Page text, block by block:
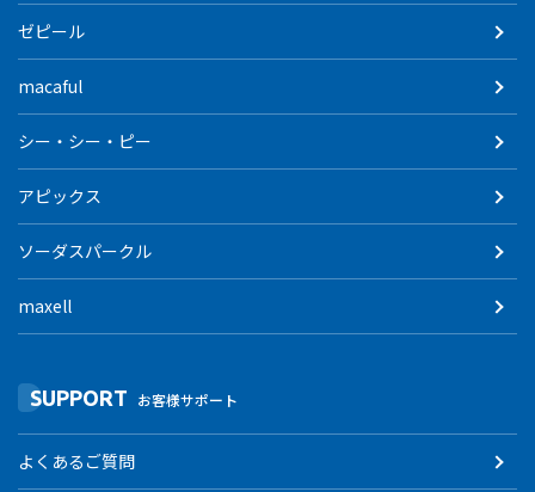
ゼピール
macaful
シー・シー・ピー
アピックス
ソーダスパークル
maxell
SUPPORT お客様サポート
よくあるご質問